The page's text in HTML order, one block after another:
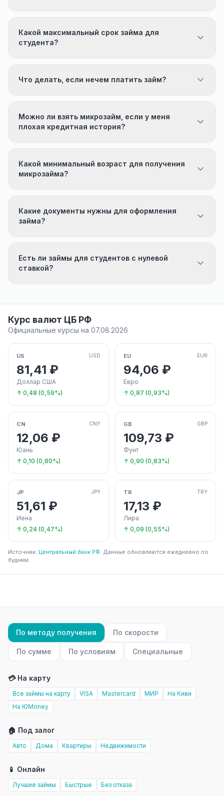
Какой максимальный срок займа для
студента?
Что делать, если нечем платить займ?
Можно ли взять микрозайм, если у меня
плохая кредитная история?
Какой минимальный возраст для получения
микрозайма?
Какие документы нужны для оформления
займа?
Есть ли займы для студентов с нулевой
ставкой?
Курс валют ЦБ РФ
Официальные курсы на 07.08.2026
US USD
81,41 ₽
Доллар США
↑ 0,48 (0,59%)
EU EUR
94,06 ₽
Евро
↑ 0,87 (0,93%)
CN CNY
12,06 ₽
Юань
↑ 0,10 (0,80%)
GB GBP
109,73 ₽
Фунт
↑ 0,90 (0,83%)
JP JPY
51,61 ₽
Иена
↑ 0,24 (0,47%)
TR TRY
17,13 ₽
Лира
↑ 0,09 (0,55%)
Источник: Центральный банк РФ. Данные обновляются ежедневно по
будням.
По методу получения По скорости
По сумме По условиям Специальные
💳 На карту
Все займы на карту VISA Mastercard МИР
На Киви
На ЮMoney
🏠 Под залог
Авто Дома Квартиры Недвижимости
📱 Онлайн
Лучшие займы Быстрые Без отказа